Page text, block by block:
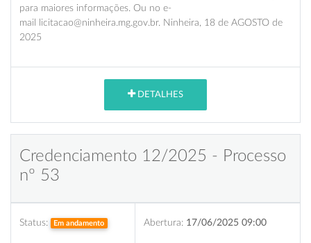
para maiores informações. Ou no e-
mail licitacao@ninheira.mg.gov.br. Ninheira, 18 de AGOSTO de
2025
DETALHES
Credenciamento 12/2025 - Processo
nº 53
Status: Em andamento Abertura: 17/06/2025 09:00